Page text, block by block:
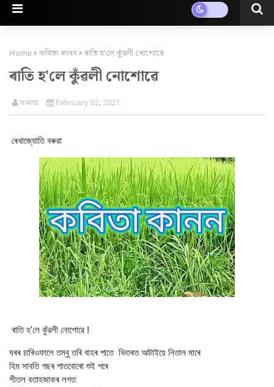
Home কবিতা কানন ৰাতি হ'লে কুঁৱলী নোশোৱে
ৰাতি হ'লে কুঁৱলী নোশোৱে
সমলয় February 02, 2021
ৰেখাজ্যোতি বৰুৱা
ৰাতি হ'লে কুঁৱলী নোশোৱে !
ঘৰৰ চাৰিওফালে তম্বু তৰি বাহৰ পাতে ভিতৰত আটাইয়ে নিতাল মাৰে
হিম সাবতি গছৰ পাতবোৰো শুই পৰে
শীতল বতাহজাকৰ লগত